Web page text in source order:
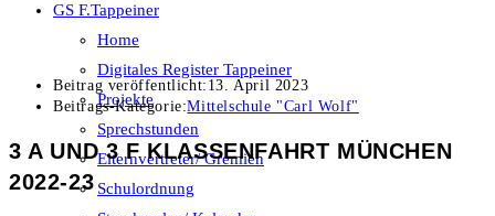
GS F.Tappeiner
Home
Digitales Register Tappeiner
Projekte
Sprechstunden
Elternvertreter/ Gremien
Schulordnung
Beitrag veröffentlicht: 13. April 2023
Beitrags-Kategorie:Mittelschule "Carl Wolf"
3 A UND 3 F KLASSENFAHRT MÜNCHEN
2022-23